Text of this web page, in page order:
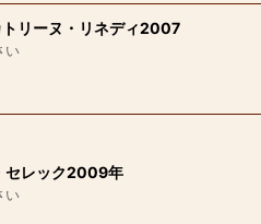
リーヌ・リネディ2007
い
セレック2009年
い